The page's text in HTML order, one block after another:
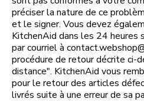
préciser la nature de ce
et le signer. Vous devez
KitchenAid dans les 24 heures
par courriel à
procédure de retour décrite ci-
distance". KitchenAid vous
pour le retour des articles
livrés suite à une erreur de sa